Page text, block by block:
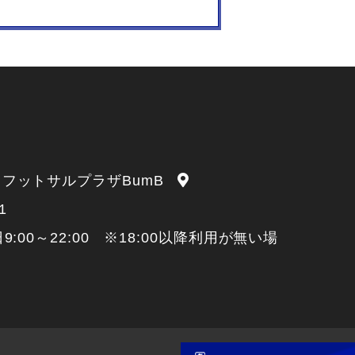
ットサルプラザBumB
～22:00 ※18:00以降利用が無い場